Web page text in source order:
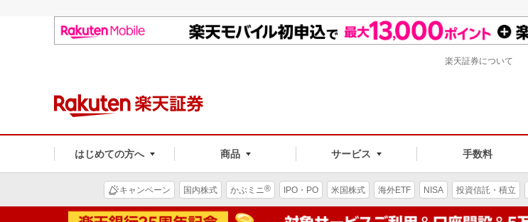
はじめての方へ 商品 サービス 手数料
楽天証券について
キャンペーン 国内株式 かぶミニ® IPO・PO 米国株式 海外ETF NISA 投資信託・積立